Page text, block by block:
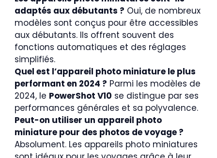
adaptés aux débutants ? Oui, de nombreux
modèles sont conçus pour être accessibles
aux débutants. Ils offrent souvent des
fonctions automatiques et des réglages
simplifiés.
Quel est l’appareil photo miniature le plus
performant en 2024 ? Parmi les modèles de
2024, le PowerShot V10 se distingue par ses
performances générales et sa polyvalence.
Peut-on utiliser un appareil photo
miniature pour des photos de voyage ?
Absolument. Les appareils photo miniatures